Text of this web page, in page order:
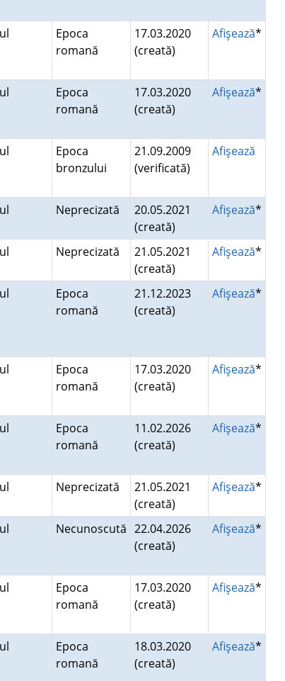
Epoca
romană
17.03.2020
(creată)
Afişează*
Epoca
romană
17.03.2020
(creată)
Afişează*
Epoca
bronzului
21.09.2009
(verificată)
Afişează
Neprecizată
20.05.2021
(creată)
Afişează*
Neprecizată
21.05.2021
(creată)
Afişează*
Epoca
romană
21.12.2023
(creată)
Afişează*
Epoca
romană
17.03.2020
(creată)
Afişează*
Epoca
romană
11.02.2026
(creată)
Afişează*
Neprecizată
21.05.2021
(creată)
Afişează*
Necunoscută 22.04.2026
(creată)
Afişează*
Epoca
romană
17.03.2020
(creată)
Afişează*
Epoca
romană
18.03.2020
(creată)
Afişează*